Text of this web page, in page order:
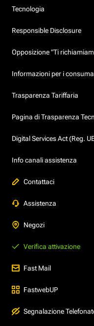
Tecnologia
Responsible Disclosure
Opposizione "Ti
Informazioni per i
Trasparenza Tariffaria
Pagina di Trasparenza
Digital Services Act (Reg.
Info canali assistenza
Contattaci
Assistenza
Negozi
Verifica attivazione
Fast Mail
FastwebUP
Segnalazione